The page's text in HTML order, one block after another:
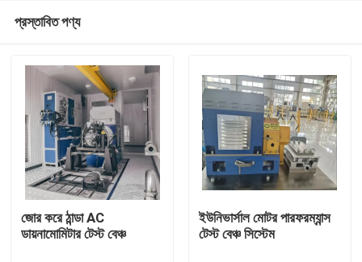
প্রস্তাবিত পণ্য
জোর করে ঠান্ডা AC
ডায়নামোমিটার টেস্ট বেঞ্চ
ইউনিভার্সাল মোটর পারফরম্যান্স
টেস্ট বেঞ্চ সিস্টেম